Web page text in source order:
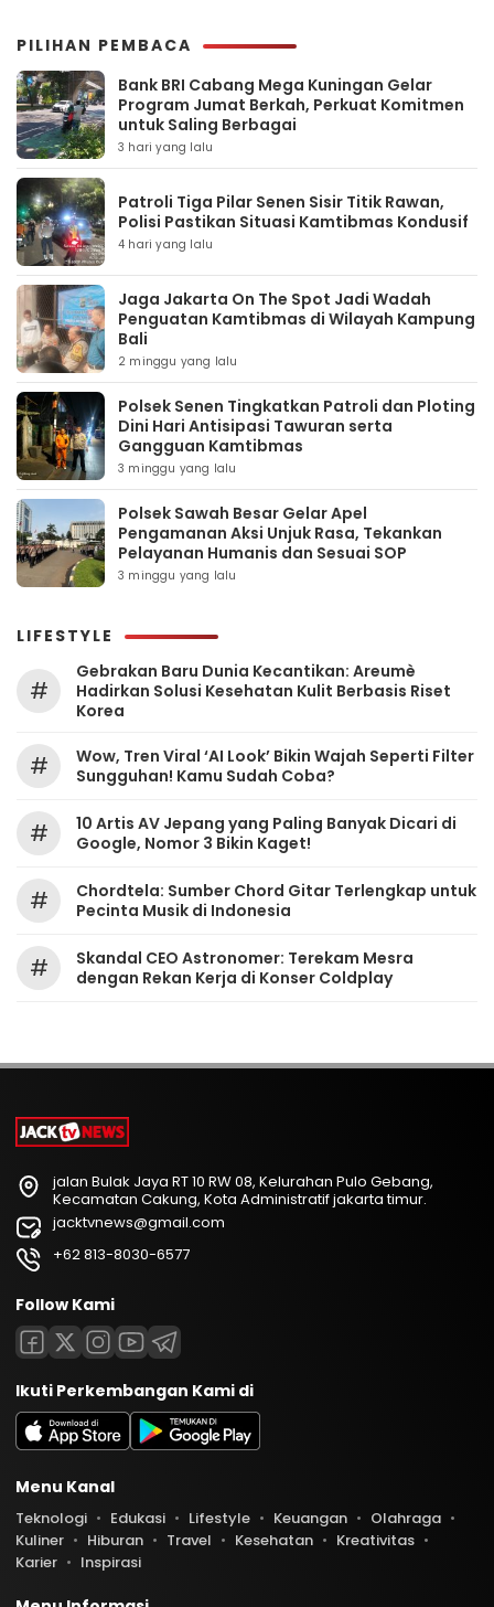
PILIHAN PEMBACA
Bank BRI Cabang Mega Kuningan Gelar
Program Jumat Berkah, Perkuat Komitmen
untuk Saling Berbagai
3 hari yang lalu
Patroli Tiga Pilar Senen Sisir Titik Rawan,
Polisi Pastikan Situasi Kamtibmas Kondusif
4 hari yang lalu
Jaga Jakarta On The Spot Jadi Wadah
Penguatan Kamtibmas di Wilayah Kampung
Bali
2 minggu yang lalu
Polsek Senen Tingkatkan Patroli dan Ploting
Dini Hari Antisipasi Tawuran serta
Gangguan Kamtibmas
3 minggu yang lalu
Polsek Sawah Besar Gelar Apel
Pengamanan Aksi Unjuk Rasa, Tekankan
Pelayanan Humanis dan Sesuai SOP
3 minggu yang lalu
LIFESTYLE
#
Gebrakan Baru Dunia Kecantikan: Areumè
Hadirkan Solusi Kesehatan Kulit Berbasis Riset
Korea
#
Wow, Tren Viral ‘AI Look’ Bikin Wajah Seperti Filter
Sungguhan! Kamu Sudah Coba?
#
10 Artis AV Jepang yang Paling Banyak Dicari di
Google, Nomor 3 Bikin Kaget!
#
Chordtela: Sumber Chord Gitar Terlengkap untuk
Pecinta Musik di Indonesia
#
Skandal CEO Astronomer: Terekam Mesra
dengan Rekan Kerja di Konser Coldplay
jalan Bulak Jaya RT 10 RW 08, Kelurahan Pulo Gebang,
Kecamatan Cakung, Kota Administratif jakarta timur.
jacktvnews@gmail.com
+62 813-8030-6577
Follow Kami
Ikuti Perkembangan Kami di
Menu Kanal
Teknologi Edukasi Lifestyle Keuangan
Olahraga
Kuliner
Hiburan Travel Kesehatan
Kreativitas
Karier
Inspirasi